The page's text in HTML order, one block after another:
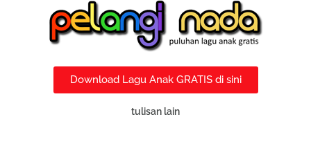
Download Lagu Anak GRATIS di sini
tulisan lain